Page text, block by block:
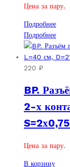
Цена за пару.
Подробнее
Подробнее
220 ₽
BP.
2-х
Цена за пару.
В корзину